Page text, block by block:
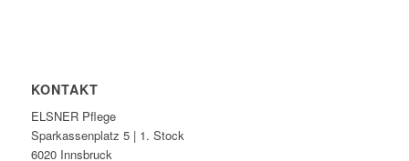
KONTAKT
ELSNER Pflege
Sparkassenplatz 5 | 1. Stock
6020 Innsbruck